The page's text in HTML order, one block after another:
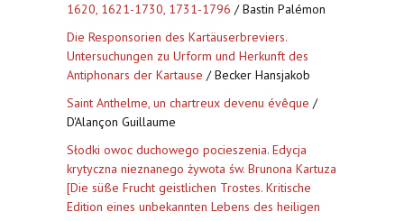
1620, 1621-1730, 1731-1796 / Bastin Palémon
Die Responsorien des Kartäuserbreviers.
Untersuchungen zu Urform und Herkunft des
Antiphonars der Kartause / Becker Hansjakob
Saint Anthelme, un chartreux devenu évêque /
D'Alançon Guillaume
Słodki owoc duchowego pocieszenia. Edycja
krytyczna nieznanego żywota św. Brunona Kartuza
[Die süße Frucht geistlichen Trostes. Kritische
Edition eines unbekannten Lebens des heiligen